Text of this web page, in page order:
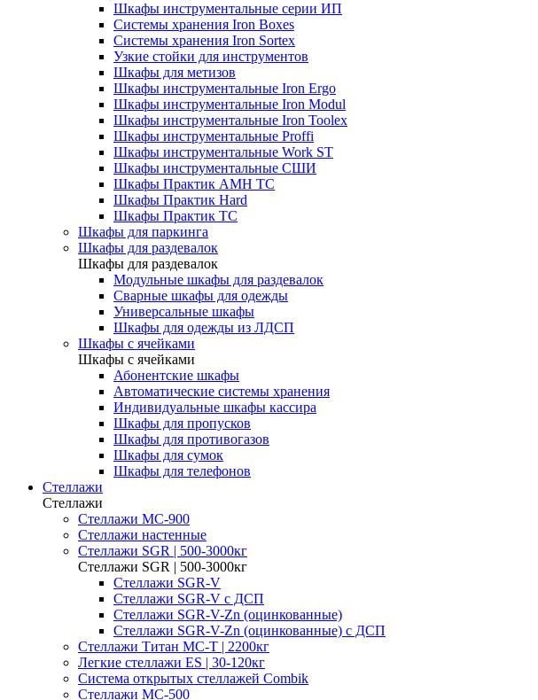
Шкафы инструментальные серии ИП
Системы хранения Iron Boxes
Системы хранения Iron Sortex
Узкие стойки для инструментов
Шкафы для метизов
Шкафы инструментальные Iron Ergo
Шкафы инструментальные Iron Modul
Шкафы инструментальные Iron Toolex
Шкафы инструментальные Proffi
Шкафы инструментальные Work ST
Шкафы инструментальные СШИ
Шкафы Практик AMH TC
Шкафы Практик Hard
Шкафы Практик TC
Шкафы для паркинга
Шкафы для раздевалок
Шкафы для раздевалок
Модульные шкафы для раздевалок
Сварные шкафы для одежды
Универсальные шкафы
Шкафы для одежды из ЛДСП
Шкафы с ячейками
Шкафы с ячейками
Абонентские шкафы
Автоматические системы хранения
Индивидуальные шкафы кассира
Шкафы для пропусков
Шкафы для противогазов
Шкафы для сумок
Шкафы для телефонов
Стеллажи
Стеллажи
Стеллажи МС-900
Стеллажи настенные
Cтеллажи SGR | 500-3000кг
Cтеллажи SGR | 500-3000кг
Стеллажи SGR-V
Стеллажи SGR-V с ДСП
Стеллажи SGR-V-Zn (оцинкованные)
Стеллажи SGR-V-Zn (оцинкованные) с ДСП
Cтеллажи Титан МС-Т | 2200кг
Легкие стеллажи ES | 30-120кг
Система открытых стеллажей Combik
Стеллажи MC-500